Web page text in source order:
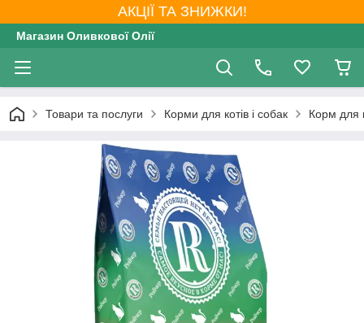
АКЦІЇ ТА ЗНИЖКИ!
Магазин Оливкової Олії
Товари та послуги Корми для котів і собак Корм для